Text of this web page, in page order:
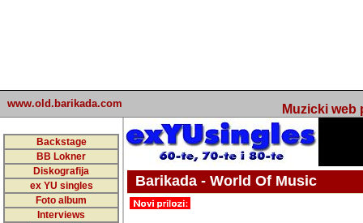
www.old.barikada.com Muzicki web
Backstage
BB Lokner
Diskografija
ex YU singles
Foto album
Interviews
Barikada - World Of Music